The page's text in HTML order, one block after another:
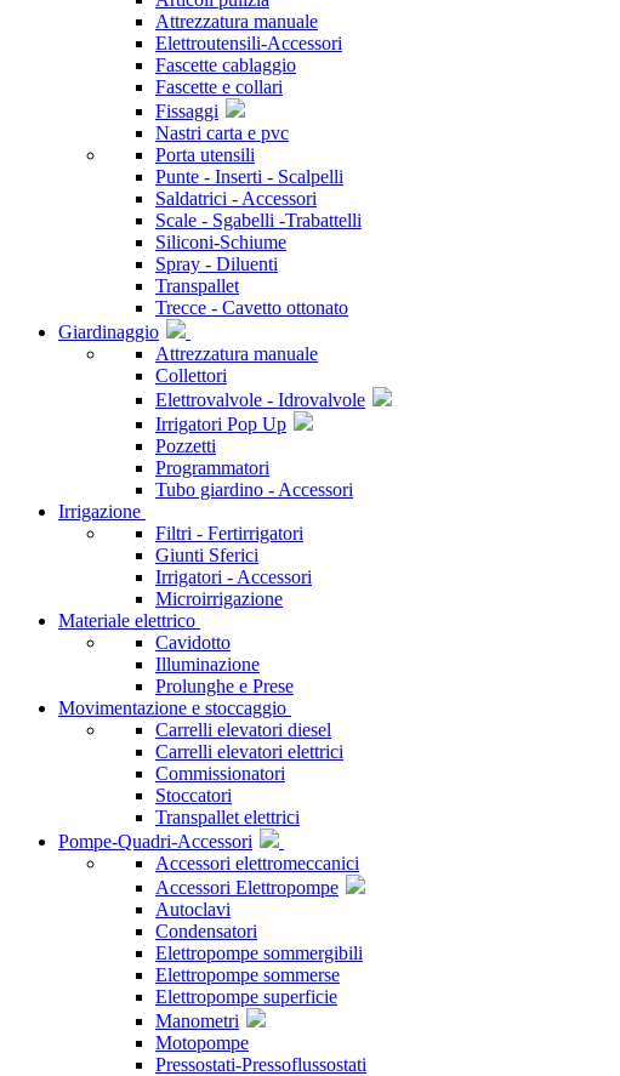
Attrezzatura manuale
Elettroutensili-Accessori
Fascette cablaggio
Fascette e collari
Fissaggi
Nastri carta e pvc
Porta utensili
Punte - Inserti - Scalpelli
Saldatrici - Accessori
Scale - Sgabelli -Trabattelli
Siliconi-Schiume
Spray - Diluenti
Transpallet
Trecce - Cavetto ottonato
Giardinaggio
Attrezzatura manuale
Collettori
Elettrovalvole - Idrovalvole
Irrigatori Pop Up
Pozzetti
Programmatori
Tubo giardino - Accessori
Irrigazione
Filtri - Fertirrigatori
Giunti Sferici
Irrigatori - Accessori
Microirrigazione
Materiale elettrico
Cavidotto
Illuminazione
Prolunghe e Prese
Movimentazione e stoccaggio
Carrelli elevatori diesel
Carrelli elevatori elettrici
Commissionatori
Stoccatori
Transpallet elettrici
Pompe-Quadri-Accessori
Accessori elettromeccanici
Accessori Elettropompe
Autoclavi
Condensatori
Elettropompe sommergibili
Elettropompe sommerse
Elettropompe superficie
Manometri
Motopompe
Pressostati-Pressoflussostati